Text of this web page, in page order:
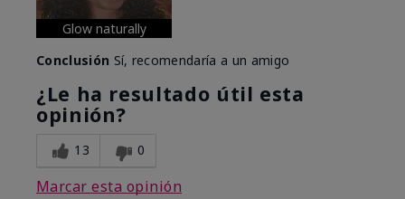
Glow naturally
Conclusión Sí, recomendaría a un amigo
¿Le ha resultado útil esta
opinión?
13 0
Marcar esta opinión